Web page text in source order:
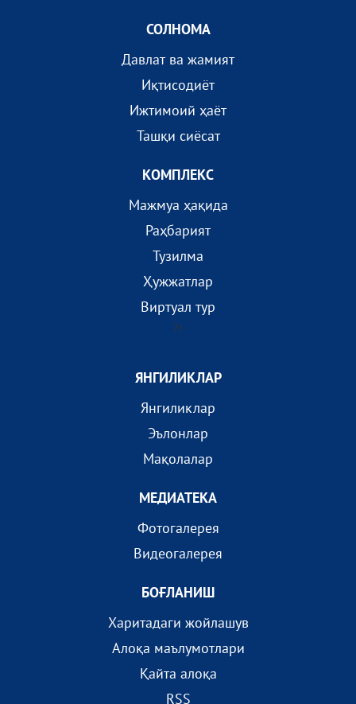
СОЛНОМА
Давлат ва жамият
Иқтисодиёт
Ижтимоий ҳаёт
Ташқи сиёсат
КОМПЛEКС
Мажмуа ҳақида
Раҳбарият
Тузилма
Ҳужжатлар
Виртуал тур
?>
ЯНГИЛИКЛАР
Янгиликлар
Эълонлар
Мақолалар
МEДИАТEКА
Фотогалерея
Видеогалерея
БОҒЛАНИШ
Харитадаги жойлашув
Алоқа маълумотлари
Қайта алоқа
RSS